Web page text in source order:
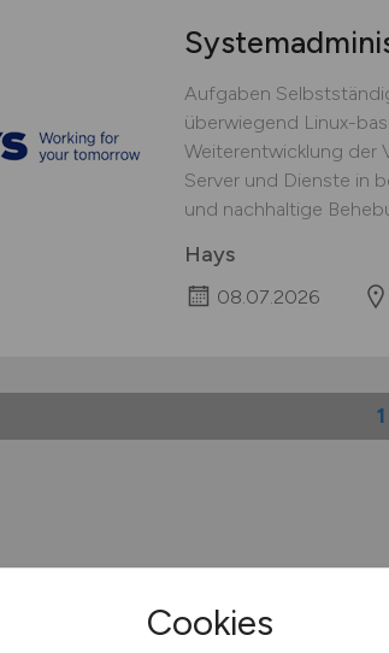
Aufgaben
überwiegend Linux-
Weiterentwicklung der
Server und Dienste in
und nachhaltige
Hays
08.07.2026
1
Cookies